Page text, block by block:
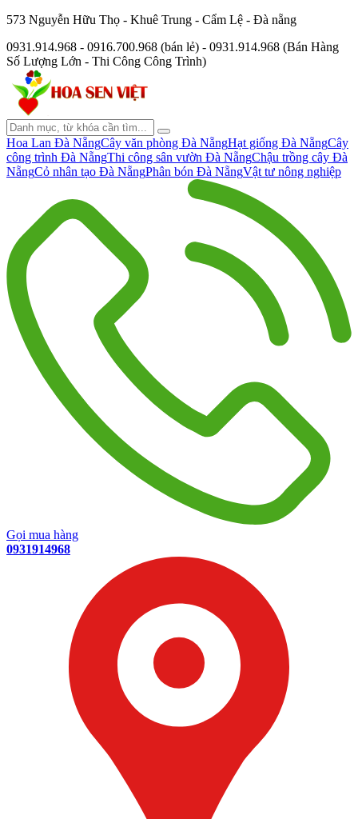
573 Nguyễn Hữu Thọ - Khuê Trung - Cẩm Lệ - Đà nẵng
0931.914.968 - 0916.700.968 (bán lẻ) - 0931.914.968 (Bán Hàng
Số Lượng Lớn - Thi Công Công Trình)
Hoa Lan Đà NẵngCây văn phòng Đà NẵngHạt giống Đà NẵngCây
công trình Đà NẵngThi công sân vườn Đà NẵngChậu trồng cây Đà
NẵngCỏ nhân tạo Đà NẵngPhân bón Đà NẵngVật tư nông nghiệp
Gọi mua hàng
0931914968